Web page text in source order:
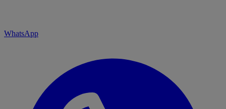
WhatsApp